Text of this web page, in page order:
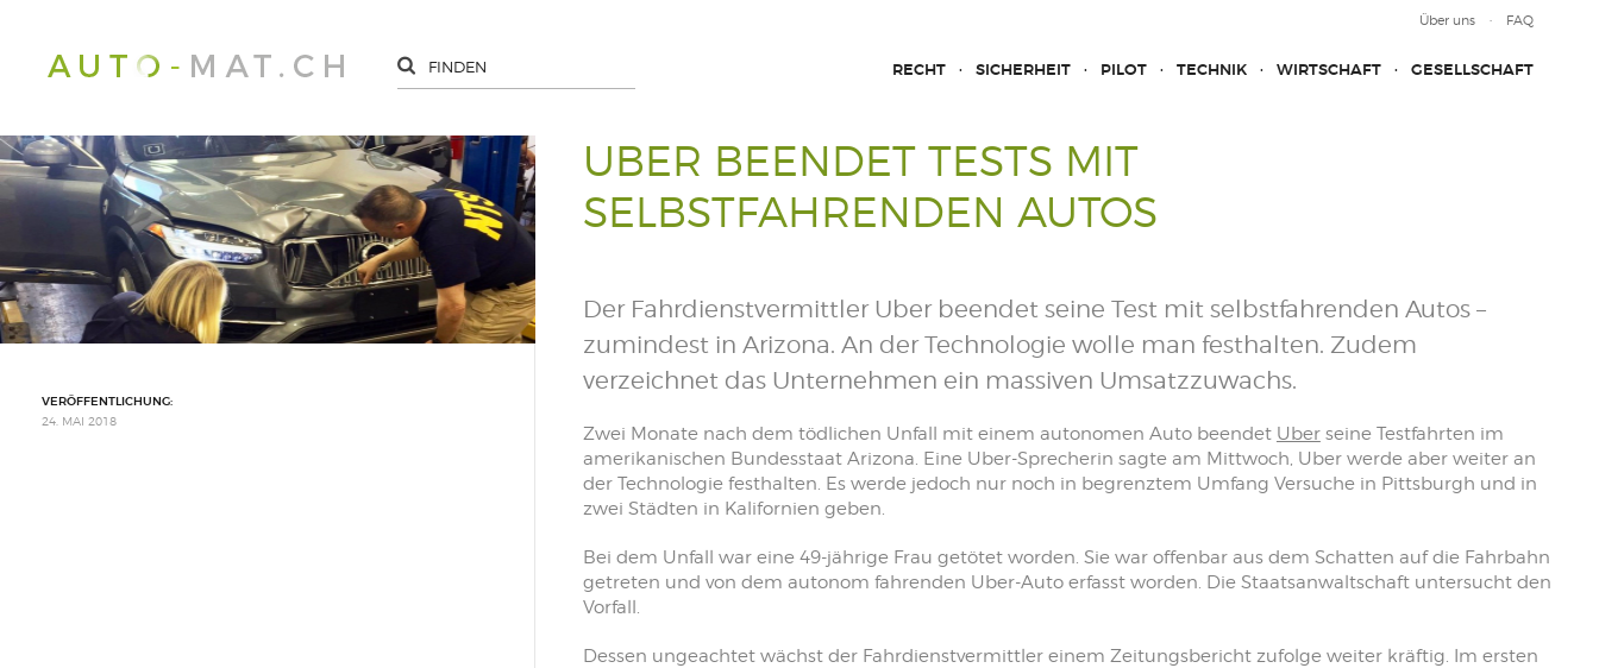
Über uns FAQ
RECHT SICHERHEIT PILOT TECHNIK WIRTSCHAFT GESELLSCHAFT
UBER BEENDET TESTS MIT
SELBSTFAHRENDEN AUTOS
Der Fahrdienstvermittler Uber beendet seine Test mit selbstfahrenden Autos –
zumindest in Arizona. An der Technologie wolle man festhalten. Zudem
verzeichnet das Unternehmen ein massiven Umsatzzuwachs.
Zwei Monate nach dem tödlichen Unfall mit einem autonomen Auto beendet Uberseine Testfahrten im
amerikanischen Bundesstaat Arizona. Eine Uber-Sprecherin sagte am Mittwoch, Uber werde aber weiter an
der Technologie festhalten. Es werde jedoch nur noch in begrenztem Umfang Versuche in Pittsburgh und in
zwei Städten in Kalifornien geben.
Bei dem Unfall war eine 49-jährige Frau getötet worden. Sie war offenbar aus dem Schatten auf die Fahrbahn
getreten und von dem autonom fahrenden Uber-Auto erfasst worden. Die Staatsanwaltschaft untersucht den
Vorfall.
Dessen ungeachtet wächst der Fahrdienstvermittler einem Zeitungsbericht zufolge weiter kräftig. Im ersten
VERÖFFENTLICHUNG:
24. MAI 2018